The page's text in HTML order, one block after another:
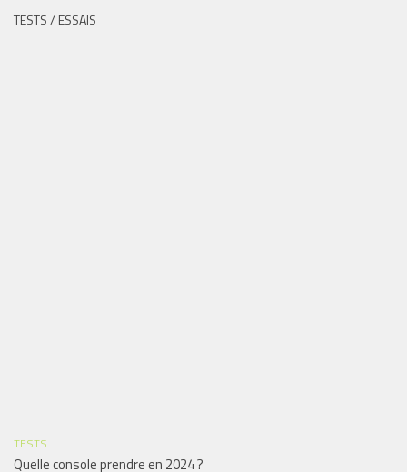
TESTS / ESSAIS
TESTS
Quelle console prendre en 2024 ?